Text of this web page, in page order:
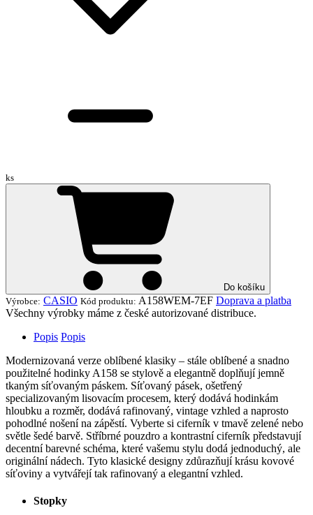
ks
Do košíku
Výrobce: CASIO Kód produktu: A158WEM-7EF Doprava a platba
Všechny výrobky máme z české autorizované distribuce.
Popis Popis
Modernizovaná verze oblíbené klasiky – stále oblíbené a snadno
použitelné hodinky A158 se stylově a elegantně doplňují jemně
tkaným síťovaným páskem. Síťovaný pásek, ošetřený
specializovaným lisovacím procesem, který dodává hodinkám
hloubku a rozměr, dodává rafinovaný, vintage vzhled a naprosto
pohodlné nošení na zápěstí. Vyberte si ciferník v tmavě zelené nebo
světle šedé barvě. Stříbrné pouzdro a kontrastní ciferník představují
decentní barevné schéma, které vašemu stylu dodá jednoduchý, ale
originální nádech. Tyto klasické designy zdůrazňují krásu kovové
síťoviny a vytvářejí tak rafinovaný a elegantní vzhled.
Stopky